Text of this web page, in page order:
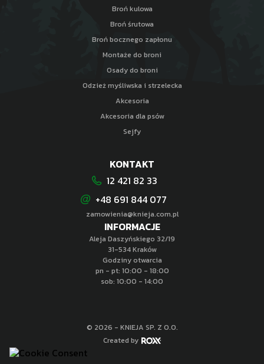
Broń kulowa
Broń śrutowa
Broń bocznego zapłonu
Montaże do broni
Osady do broni
Odzież myśliwska i strzelecka
Akcesoria
Akcesoria dla psów
Sejfy
INFORMACJE
Aleja Daszyńskiego 32/19
31-534 Kraków
Godziny otwarcia
pn - pt: 10:00 - 18:00
sob: 10:00 - 14:00
KONTAKT
12 421 82 33
+48 691 844 077
zamowienia@knieja.com.pl
© 2026 - KNIEJA SP. Z O.O.
Created by